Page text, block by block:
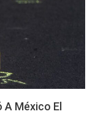
México El